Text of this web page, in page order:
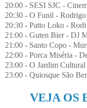
20:00 - SESI SJC -
20:30 - O Funil -
20:30 - Patto Loko - Rodi
21:00 - Guten Bier - DJ
21:00 - Santo Copo -
22:00 - Porca Miséria -
23:00 - O Jardim
23:00 - Quiosque São
VEJA OS